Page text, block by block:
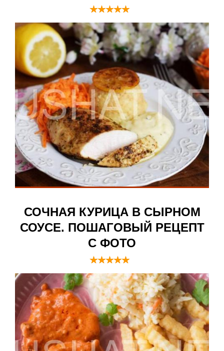
СОЧНАЯ КУРИЦА В СЫРНОМ
СОУСЕ. ПОШАГОВЫЙ РЕЦЕПТ
С ФОТО